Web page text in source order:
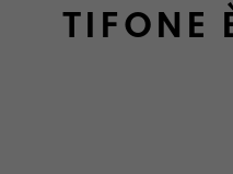
TIFONE